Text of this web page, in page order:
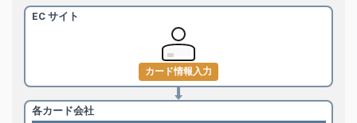
EC サイト
カード情報入力
各カード会社